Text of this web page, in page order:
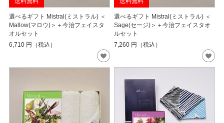
選べるギフト Mistral(ミストラル) ＜
Mallow(マロウ)＞＋今治フェイスタ
オルセット
6,710 円（税込）
選べるギフト Mistral(ミストラル) ＜
Sage(セージ)＞＋今治フェイスタオ
ルセット
7,260 円（税込）